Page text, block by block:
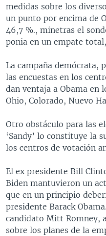
medidas sobre los
un punto por encima de
46,7 %., minetras el
ponia en un empate
La campaña demócrata,
las encuestas en los
dan ventaja a Obama en
Ohio, Colorado, Nuevo
Otro obstáculo para las
‘Sandy’ lo constituye la
los centros de votación
El ex presidente Bill
Biden mantuvieron un
que en un principio
presidente Barack
candidato Mitt Romney,
sobre los planes de la